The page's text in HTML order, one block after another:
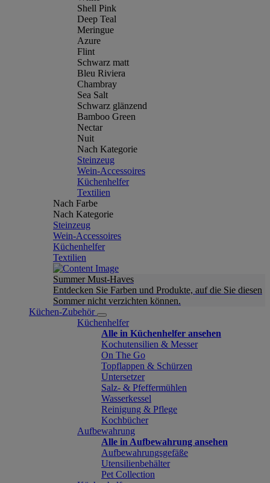
Shell Pink
Deep Teal
Meringue
Azure
Flint
Schwarz matt
Bleu Riviera
Chambray
Sea Salt
Schwarz glänzend
Bamboo Green
Nectar
Nuit
Nach Kategorie
Steinzeug
Wein-Accessoires
Küchenhelfer
Textilien
Nach Farbe
Nach Kategorie
Steinzeug
Wein-Accessoires
Küchenhelfer
Textilien
Summer Must-Haves
Entdecken Sie Farben und Produkte, auf die Sie diesen
Sommer nicht verzichten können.
Küchen-Zubehör
Küchenhelfer
Alle in Küchenhelfer ansehen
Kochutensilien & Messer
On The Go
Topflappen & Schürzen
Untersetzer
Salz- & Pfeffermühlen
Wasserkessel
Reinigung & Pflege
Kochbücher
Aufbewahrung
Alle in Aufbewahrung ansehen
Aufbewahrungsgefäße
Utensilienbehälter
Pet Collection